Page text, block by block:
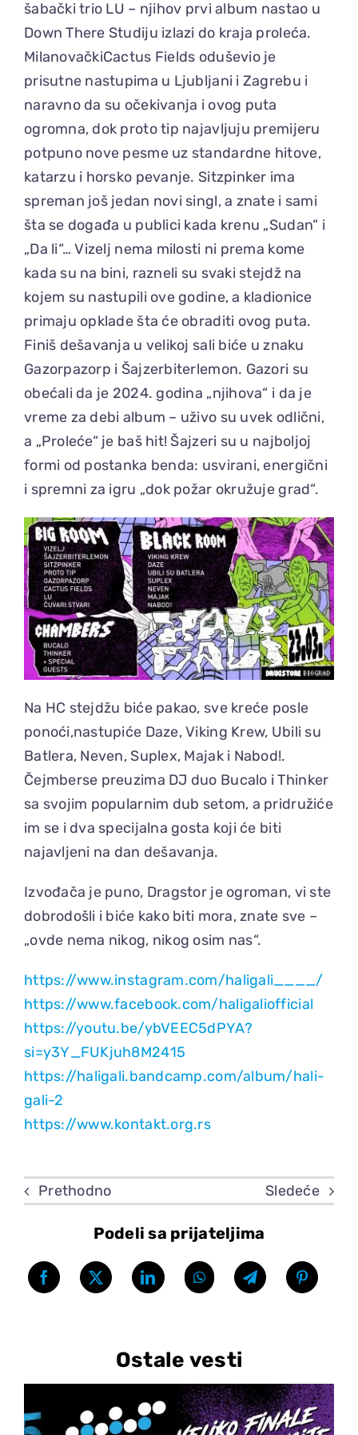
šabački trio LU – njihov prvi album nastao u
Down There Studiju izlazi do kraja proleća.
MilanovačkiCactus Fields oduševio je
prisutne nastupima u Ljubljani i Zagrebu i
naravno da su očekivanja i ovog puta
ogromna, dok proto tip najavljuju premijeru
potpuno nove pesme uz standardne hitove,
katarzu i horsko pevanje. Sitzpinker ima
spreman još jedan novi singl, a znate i sami
šta se događa u publici kada krenu „Sudan“ i
„Da li“… Vizelj nema milosti ni prema kome
kada su na bini, razneli su svaki stejdž na
kojem su nastupili ove godine, a kladionice
primaju opklade šta će obraditi ovog puta.
Finiš dešavanja u velikoj sali biće u znaku
Gazorpazorp i Šajzerbiterlemon. Gazori su
obećali da je 2024. godina „njihova“ i da je
vreme za debi album – uživo su uvek odlični,
a „Proleće“ je baš hit! Šajzeri su u najboljoj
formi od postanka benda: usvirani, energični
i spremni za igru „dok požar okružuje grad“.
Na HC stejdžu biće pakao, sve kreće posle
ponoći,nastupiće Daze, Viking Krew, Ubili su
Batlera, Neven, Suplex, Majak i Nabod!.
Čejmberse preuzima DJ duo Bucalo i Thinker
sa svojim popularnim dub setom, a pridružiće
im se i dva specijalna gosta koji će biti
najavljeni na dan dešavanja.
Izvođača je puno, Dragstor je ogroman, vi ste
dobrodošli i biće kako biti mora, znate sve –
„ovde nema nikog, nikog osim nas“.
https://www.instagram.com/haligali____/
https://www.facebook.com/haligaliofficial
https://youtu.be/ybVEEC5dPYA?
si=y3Y_FUKjuh8M2415
https://haligali.bandcamp.com/album/hali-
gali-2
https://www.kontakt.org.rs
Prethodno Sledeće
Podeli sa prijateljima
Ostale vesti